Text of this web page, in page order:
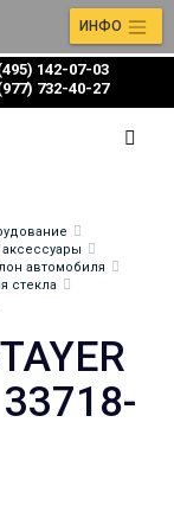
142-07-03
732-40-27
ИНФО
автомобиля
стекла